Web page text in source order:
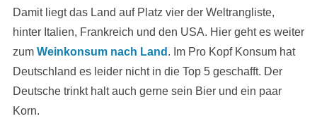
Damit liegt das Land auf Platz vier der Weltrangliste,
hinter Italien, Frankreich und den USA. Hier geht es weiter
zum Weinkonsum nach Land . Im Pro Kopf Konsum hat
Deutschland es leider nicht in die Top 5 geschafft. Der
Deutsche trinkt halt auch gerne sein Bier und ein paar
Korn.